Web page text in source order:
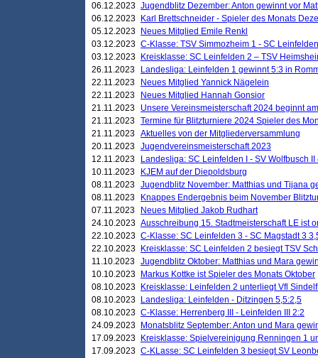
06.12.2023 Jugendblitz Dezember: Anton gewinnt vor
06.12.2023
Karl Brettschneider - Spieler des Monats
05.12.2023
Neues Mitglied Emile Renkl
03.12.2023 C-Klasse: TSV Simmozheim 1 - SC
03.12.2023
Kreisklasse: SC Leinfelden 2 – TSV
26.11.2023
Landesliga: Leinfelden 1 gewinnt 5:3 in
22.11.2023
Neues Mitglied Yannick Nägelein
22.11.2023
Neues Mitglied Hannah Gonsior
21.11.2023
Unsere Vereinsmeisterschaft 2024 beginnt
21.11.2023 Termine für Blitzturniere 2024 Spieler des
21.11.2023 Aktuelles von der Mitgliederversammlung
20.11.2023 Jugendvereinsmeisterschaft 2023
12.11.2023
Landesliga: SC Leinfelden I - SV Wolfbusch II
10.11.2023
KJEM auf der Diepoldsburg
08.11.2023 Jugendblitz November: Matthias und Tijana
08.11.2023
Knappes Endergebnis beim November
07.11.2023
Neues Mitglied Jakob Rudhart
24.10.2023 Ausschreibung 15. Stadtmeisterschaft LE ist
22.10.2023 C-Klasse: SC Leinfelden 3 - SC Magstadt 3
22.10.2023
Kreisklasse: SC Leinfelden 2 besiegt TSV
11.10.2023 Jugendblitz Oktober: Matthias und Mara
10.10.2023
Markus Kottke ist Spieler des Monats Oktober
08.10.2023
Kreisklasse: Leinfelden 2 unterliegt Vfl
08.10.2023
Landesliga: Leinfelden - Ditzingen 5,5:2,5
08.10.2023 C-Klasse: Herrenberg III - Leinfelden III 2:2
24.09.2023
Monatsblitz September: Anton und Mara
17.09.2023
Kreisklasse: Spielvereinigung Renningen 1
17.09.2023 C-KLasse: SC Leinfelden 3 besiegt SV